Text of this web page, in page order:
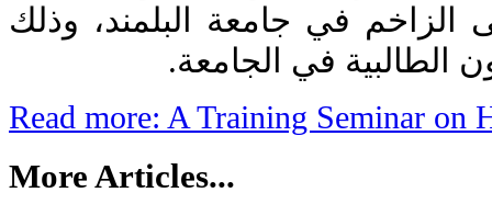
في جامعة البلمند، وذلك
الطالبية في الجامعة.
Read more: A Training Seminar on
More Articles...